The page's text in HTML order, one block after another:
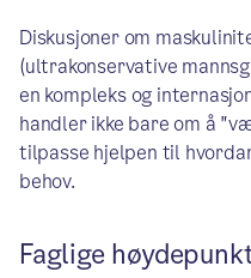
Diskusjoner om
(ultrakonservative
en kompleks og
handler ikke bare om å
tilpasse hjelpen til
behov.
Faglige